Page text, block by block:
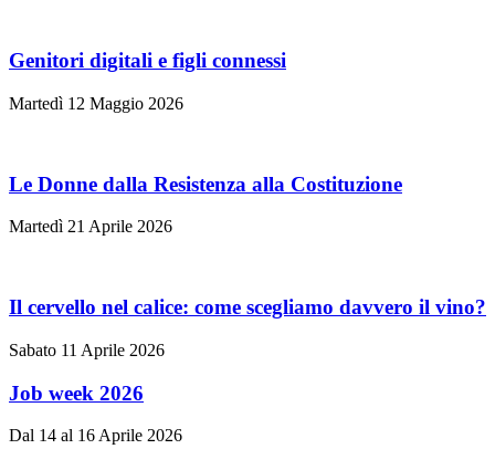
Genitori digitali e figli connessi
Martedì 12 Maggio 2026
Le Donne dalla Resistenza alla Costituzione
Martedì 21 Aprile 2026
Il cervello nel calice: come scegliamo davvero il vino?
Sabato 11 Aprile 2026
Job week 2026
Dal 14 al 16 Aprile 2026